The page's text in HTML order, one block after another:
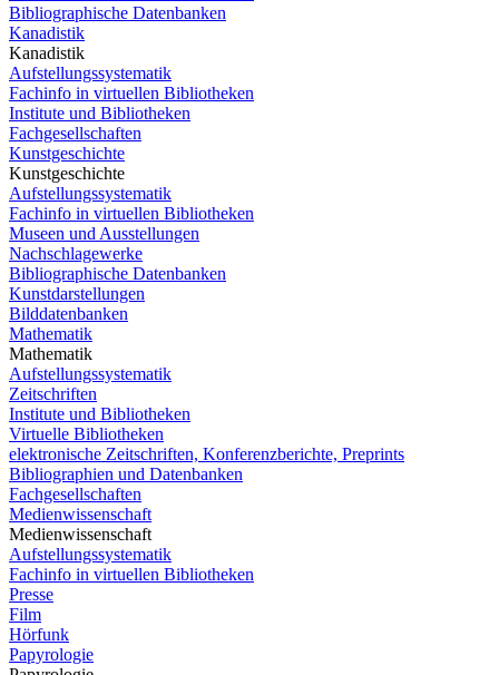
Bibliographische Datenbanken
Kanadistik
Kanadistik
Aufstellungssystematik
Fachinfo in virtuellen Bibliotheken
Institute und Bibliotheken
Fachgesellschaften
Kunstgeschichte
Kunstgeschichte
Aufstellungssystematik
Fachinfo in virtuellen Bibliotheken
Museen und Ausstellungen
Nachschlagewerke
Bibliographische Datenbanken
Kunstdarstellungen
Bilddatenbanken
Mathematik
Mathematik
Aufstellungssystematik
Zeitschriften
Institute und Bibliotheken
Virtuelle Bibliotheken
elektronische Zeitschriften, Konferenzberichte, Preprints
Bibliographien und Datenbanken
Fachgesellschaften
Medienwissenschaft
Medienwissenschaft
Aufstellungssystematik
Fachinfo in virtuellen Bibliotheken
Presse
Film
Hörfunk
Papyrologie